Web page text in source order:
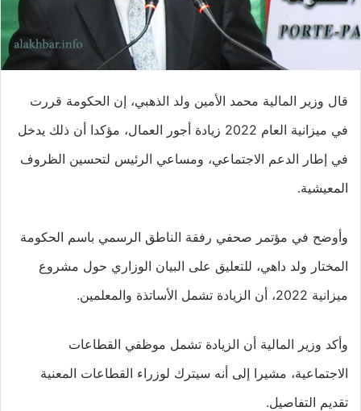
قال وزير المالية محمد الأمين ولد الذهبي، إن الحكومة قررت
في ميزانية العام 2022 زيادة أجور العمال، مؤكدا أن ذلك يدخل
في إطار الدعم الاجتماعي، ومساعي الرئيس لتحسين الظروف
المعيشية.
وأوضح في مؤتمر صحفي رفقة الناطق الرسمي باسم الحكومة
المختار ولد داهي، للتعليق على البيان الوزاري حول مشروع
ميزانية 2022، أن الزيادة تشمل الأساتذة والمعلمين.
وأكد وزير المالية أن الزيادة تشمل موظفي القطاعات
الاجتماعية، مشيرا إلى أنه سيترك لوزراء القطاعات المعنية
تقديم التفاصيل.